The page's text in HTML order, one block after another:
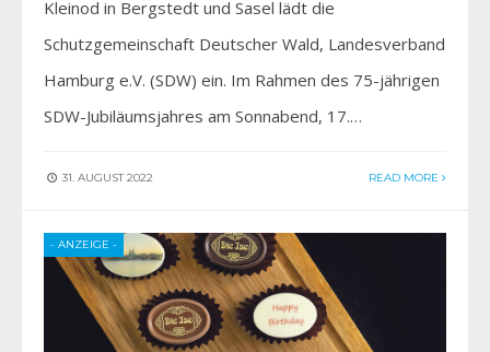
Kleinod in Bergstedt und Sasel lädt die
Schutzgemeinschaft Deutscher Wald, Landesverband
Hamburg e.V. (SDW) ein. Im Rahmen des 75-jährigen
SDW-Jubiläumsjahres am Sonnabend, 17.…
31. AUGUST 2022 READ MORE
- ANZEIGE -